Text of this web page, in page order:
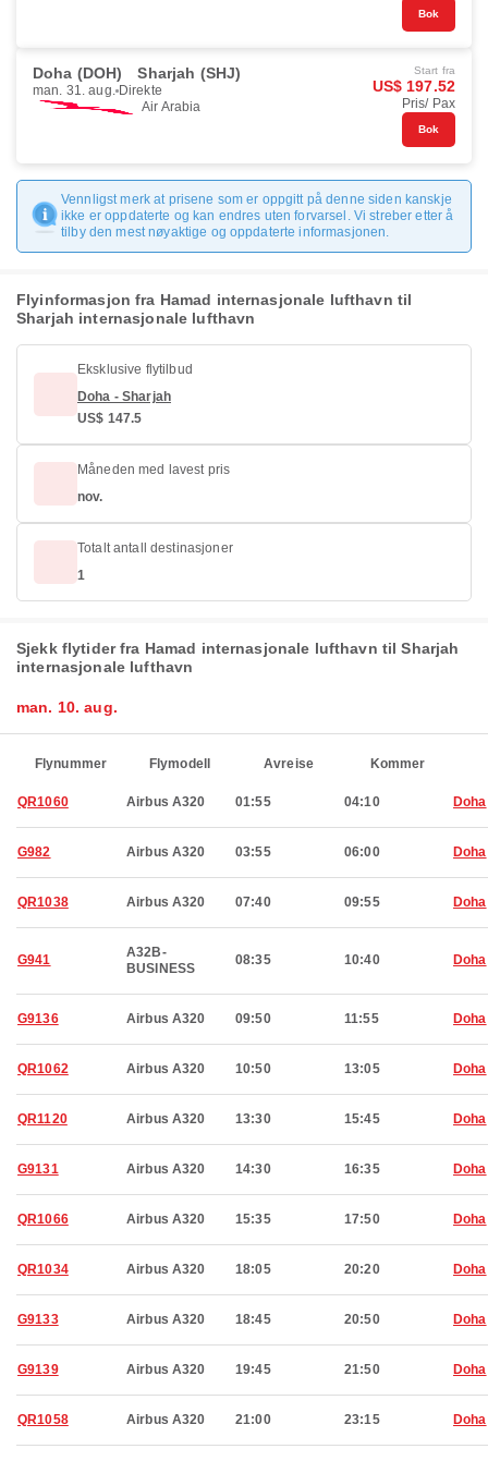
Bok
Doha (DOH) Sharjah (SHJ)
man. 31. aug. Direkte
Air Arabia
Start fra
US$ 197.52
Pris/ Pax
Bok
Vennligst merk at prisene som er oppgitt på denne siden kanskje
ikke er oppdaterte og kan endres uten forvarsel. Vi streber etter å
tilby den mest nøyaktige og oppdaterte informasjonen.
Flyinformasjon fra Hamad internasjonale lufthavn til
Sharjah internasjonale lufthavn
Eksklusive flytilbud
Doha - Sharjah
US$ 147.5
Måneden med lavest pris
nov.
Totalt antall destinasjoner
1
Sjekk flytider fra Hamad internasjonale lufthavn til Sharjah
internasjonale lufthavn
man. 10. aug.
Flynummer Flymodell Avreise Kommer
QR1060 Airbus A320 01:55 04:10 Doha
G982 Airbus A320 03:55 06:00 Doha
QR1038 Airbus A320 07:40 09:55 Doha
G941
A32B-
BUSINESS
08:35 10:40 Doha
G9136 Airbus A320 09:50 11:55 Doha
QR1062 Airbus A320 10:50 13:05 Doha
QR1120 Airbus A320 13:30 15:45 Doha
G9131 Airbus A320 14:30 16:35 Doha
QR1066 Airbus A320 15:35 17:50 Doha
QR1034 Airbus A320 18:05 20:20 Doha
G9133 Airbus A320 18:45 20:50 Doha
G9139 Airbus A320 19:45 21:50 Doha
QR1058 Airbus A320 21:00 23:15 Doha